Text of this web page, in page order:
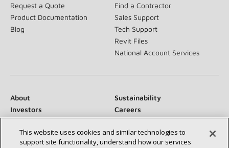
Request a Quote
Product Documentation
Blog
Find a Contractor
Sales Support
Tech Support
Revit Files
National Account Services
About
Sustainability
Investors
Careers
Suppliers
Contact Us
Newsroom
This website uses cookies and similar technologies to
support site functionality, understand how our services